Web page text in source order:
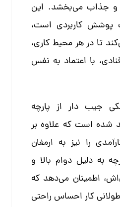
و جذاب می‌بخشد. این
پوشش کاربردی است،
تا در هر محیط کاری،
با اعتماد به نفس
جیب دار از پارچه
شده است که علاوه بر
را نیز به ارمغان
به دلیل دوام بالا و
اطمینان می‌دهد که
کار احساس راحتی